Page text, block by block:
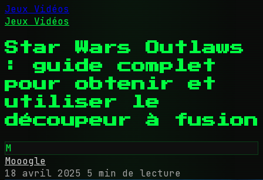
Jeux Vidéos
Jeux Vidéos
Star Wars Outlaws
: guide complet
pour obtenir et
utiliser le
découpeur à fusion
M
Mooogle
18 avril 2025
5 min de lecture